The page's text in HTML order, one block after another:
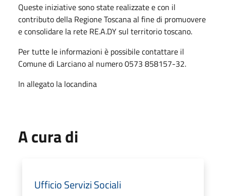
Queste iniziative sono state realizzate e con il
contributo della Regione Toscana al fine di promuovere
e consolidare la rete RE.A.DY sul territorio toscano.
Per tutte le informazioni è possibile contattare il
Comune di Larciano al numero 0573 858157-32.
In allegato la locandina
A cura di
Ufficio Servizi Sociali